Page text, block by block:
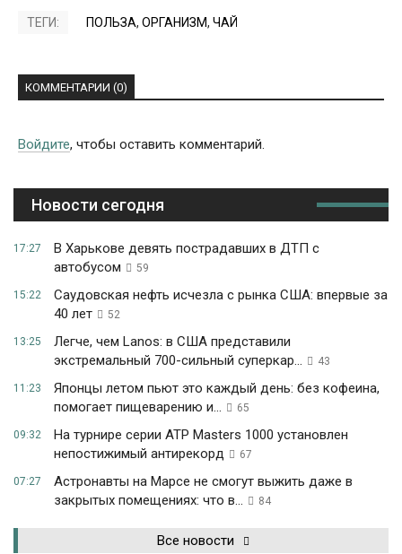
ТЕГИ: ПОЛЬЗА, ОРГАНИЗМ, ЧАЙ
КОММЕНТАРИИ (0)
Войдите, чтобы оставить комментарий.
Новости сегодня
17:27
В Харькове девять пострадавших в ДТП с
автобусом
59
15:22
Саудовская нефть исчезла с рынка США: впервые за
40 лет
52
13:25
Легче, чем Lanos: в США представили
экстремальный 700-сильный суперкар...
43
11:23
Японцы летом пьют это каждый день: без кофеина,
помогает пищеварению и...
65
09:32
На турнире серии ATP Masters 1000 установлен
непостижимый антирекорд
67
07:27
Астронавты на Марсе не смогут выжить даже в
закрытых помещениях: что в...
84
Все новости